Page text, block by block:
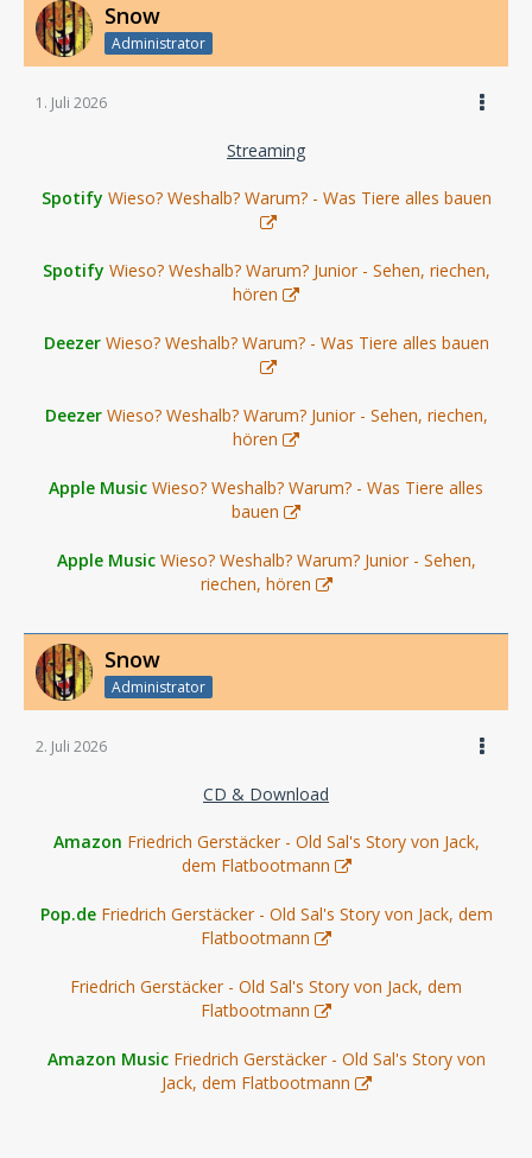
Snow
Administrator
1. Juli 2026
Streaming
Spotify Wieso? Weshalb? Warum? - Was Tiere alles bauen
Spotify Wieso? Weshalb? Warum? Junior - Sehen, riechen,
hören
Deezer Wieso? Weshalb? Warum? - Was Tiere alles bauen
Deezer Wieso? Weshalb? Warum? Junior - Sehen, riechen,
hören
Apple Music Wieso? Weshalb? Warum? - Was Tiere alles
bauen
Apple Music Wieso? Weshalb? Warum? Junior - Sehen,
riechen, hören
Snow
Administrator
2. Juli 2026
CD & Download
Amazon Friedrich Gerstäcker - Old Sal's Story von Jack,
dem Flatbootmann
Pop.de Friedrich Gerstäcker - Old Sal's Story von Jack, dem
Flatbootmann
Friedrich Gerstäcker - Old Sal's Story von Jack, dem
Flatbootmann
Amazon Music Friedrich Gerstäcker - Old Sal's Story von
Jack, dem Flatbootmann